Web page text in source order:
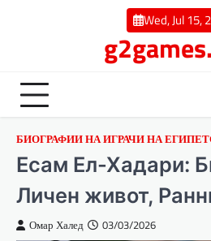
Wed, Jul 15,
БИОГРАФИИ НА ИГРАЧИ НА
Есам Ел-Хадари:
Личен живот,
Омар Халед 03/03/2026